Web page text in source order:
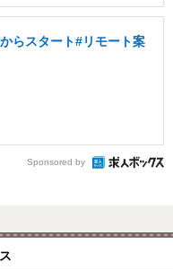
らスタート#リモート案
Sponsored by